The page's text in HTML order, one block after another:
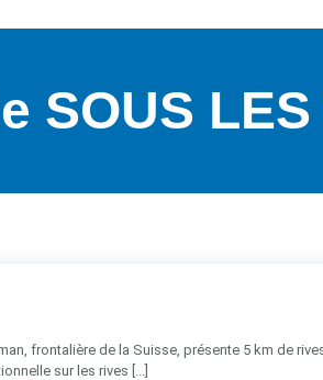
SOUS LES
frontalière de la Suisse, présente 5 km de
sur les rives [...]